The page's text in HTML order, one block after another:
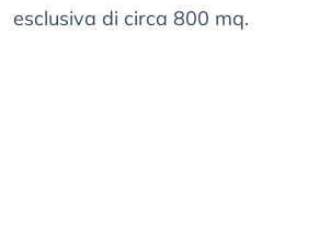
esclusiva di circa 800 mq.